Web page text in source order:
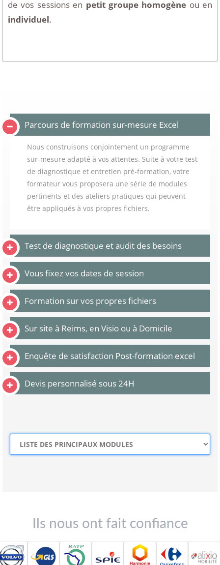
de vos sessions en petit groupe homogène ou en
individuel.
Parcours de formation sur-mesure Excel
Nous construisons conjointement un programme
sur-mesure adapté à vos attentes. Suite à votre test
de diagnostique et entretien pré-formation, votre
formateur vous proposera une série de modules
pertinents et des ateliers pratiques qui peuvent
être appliqués à vos propres fichiers.
Test de diagnostique et audit des besoins
Vous fixez vos dates de session
Formation sur vos propres fichiers
Sur site à Reims, en Visio ou à Domicile
Enquête de satisfaction Post-formation excel
Devis personnalisé sous 24H
Ils nous ont fait confiance